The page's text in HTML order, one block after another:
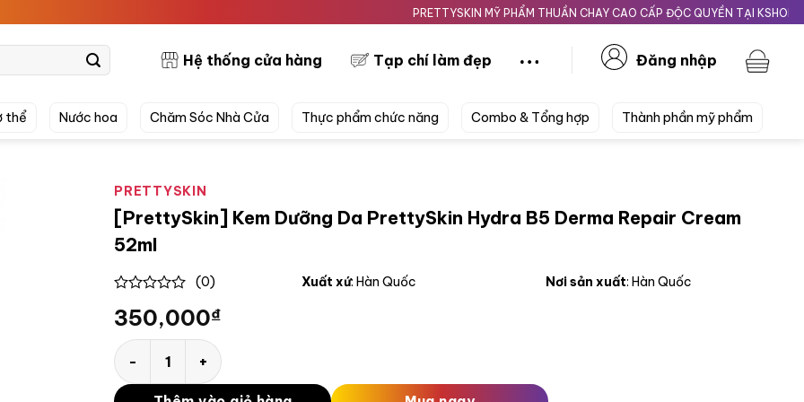
PRETTYSKIN MỸ PHẨM THUẦN CHAY CAO CẤP ĐỘC QUYỀN TẠI
Hệ thống cửa hàng Tạp chí làm đẹp Đăng nhập
thể Nước hoa Chăm Sóc Nhà Cửa Thực phẩm chức năng Combo & Tổng hợp Thành phần mỹ phẩm
PRETTYSKIN
[PrettySkin] Kem Dưỡng Da PrettySkin Hydra B5 Derma Repair Cream
52ml
out
5
(0) Xuất xứ: Hàn Quốc Nơi sản xuất: Hàn Quốc
350,000₫
[PrettySkin] Kem Dưỡng Da PrettySkin Hydra B5 Derma Repair Cream 52ml số lượng